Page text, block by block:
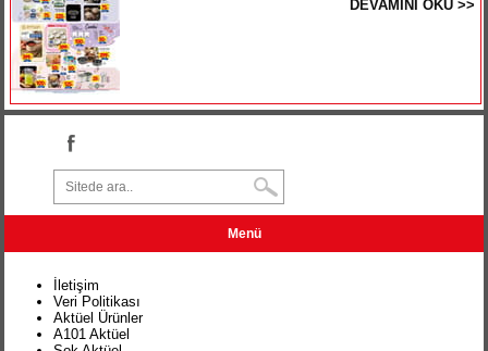
DEVAMINI OKU >>
Menü
İletişim
Veri Politikası
Aktüel Ürünler
A101 Aktüel